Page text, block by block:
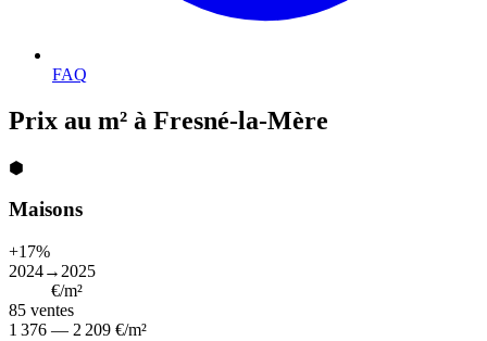
FAQ
Prix au m² à Fresné-la-Mère
⬢
Maisons
+17%
2024→2025
€/m²
85 ventes
1 376 — 2 209 €/m²